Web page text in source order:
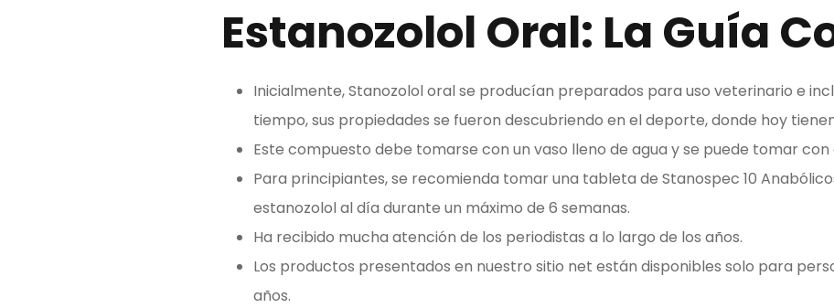
Estanozolol Oral: La Guía
Inicialmente, Stanozolol oral se producían preparados para uso veterinario e
tiempo, sus propiedades se fueron descubriendo en el deporte, donde hoy
Este compuesto debe tomarse con un vaso lleno de agua y se puede tomar con
Para principiantes, se recomienda tomar una tableta de Stanospec 10
estanozolol al día durante un máximo de 6 semanas.
Ha recibido mucha atención de los periodistas a lo largo de los años.
Los productos presentados en nuestro sitio net están disponibles solo para
años.